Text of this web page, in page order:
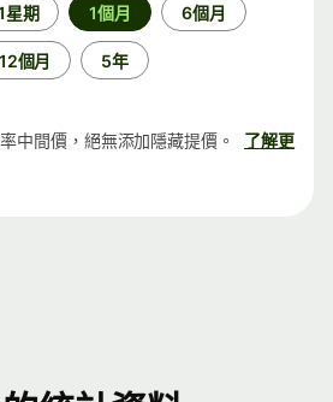
星期 1個月 6個月
12個月 5年
中間價，絕無添加隱藏提價。
了解更